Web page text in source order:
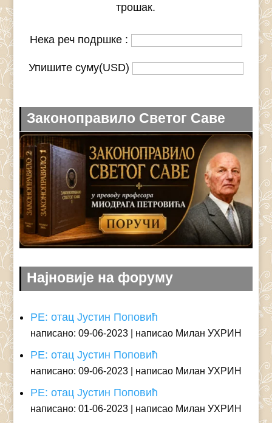
трошак.
Нека реч подршке :
Упишите суму(USD)
Законоправило Светог Саве
Најновије на форуму
РЕ: отац Јустин Поповић
написано: 09-06-2023 написао Милан УХРИН
РЕ: отац Јустин Поповић
написано: 09-06-2023 написао Милан УХРИН
РЕ: отац Јустин Поповић
написано: 01-06-2023 написао Милан УХРИН